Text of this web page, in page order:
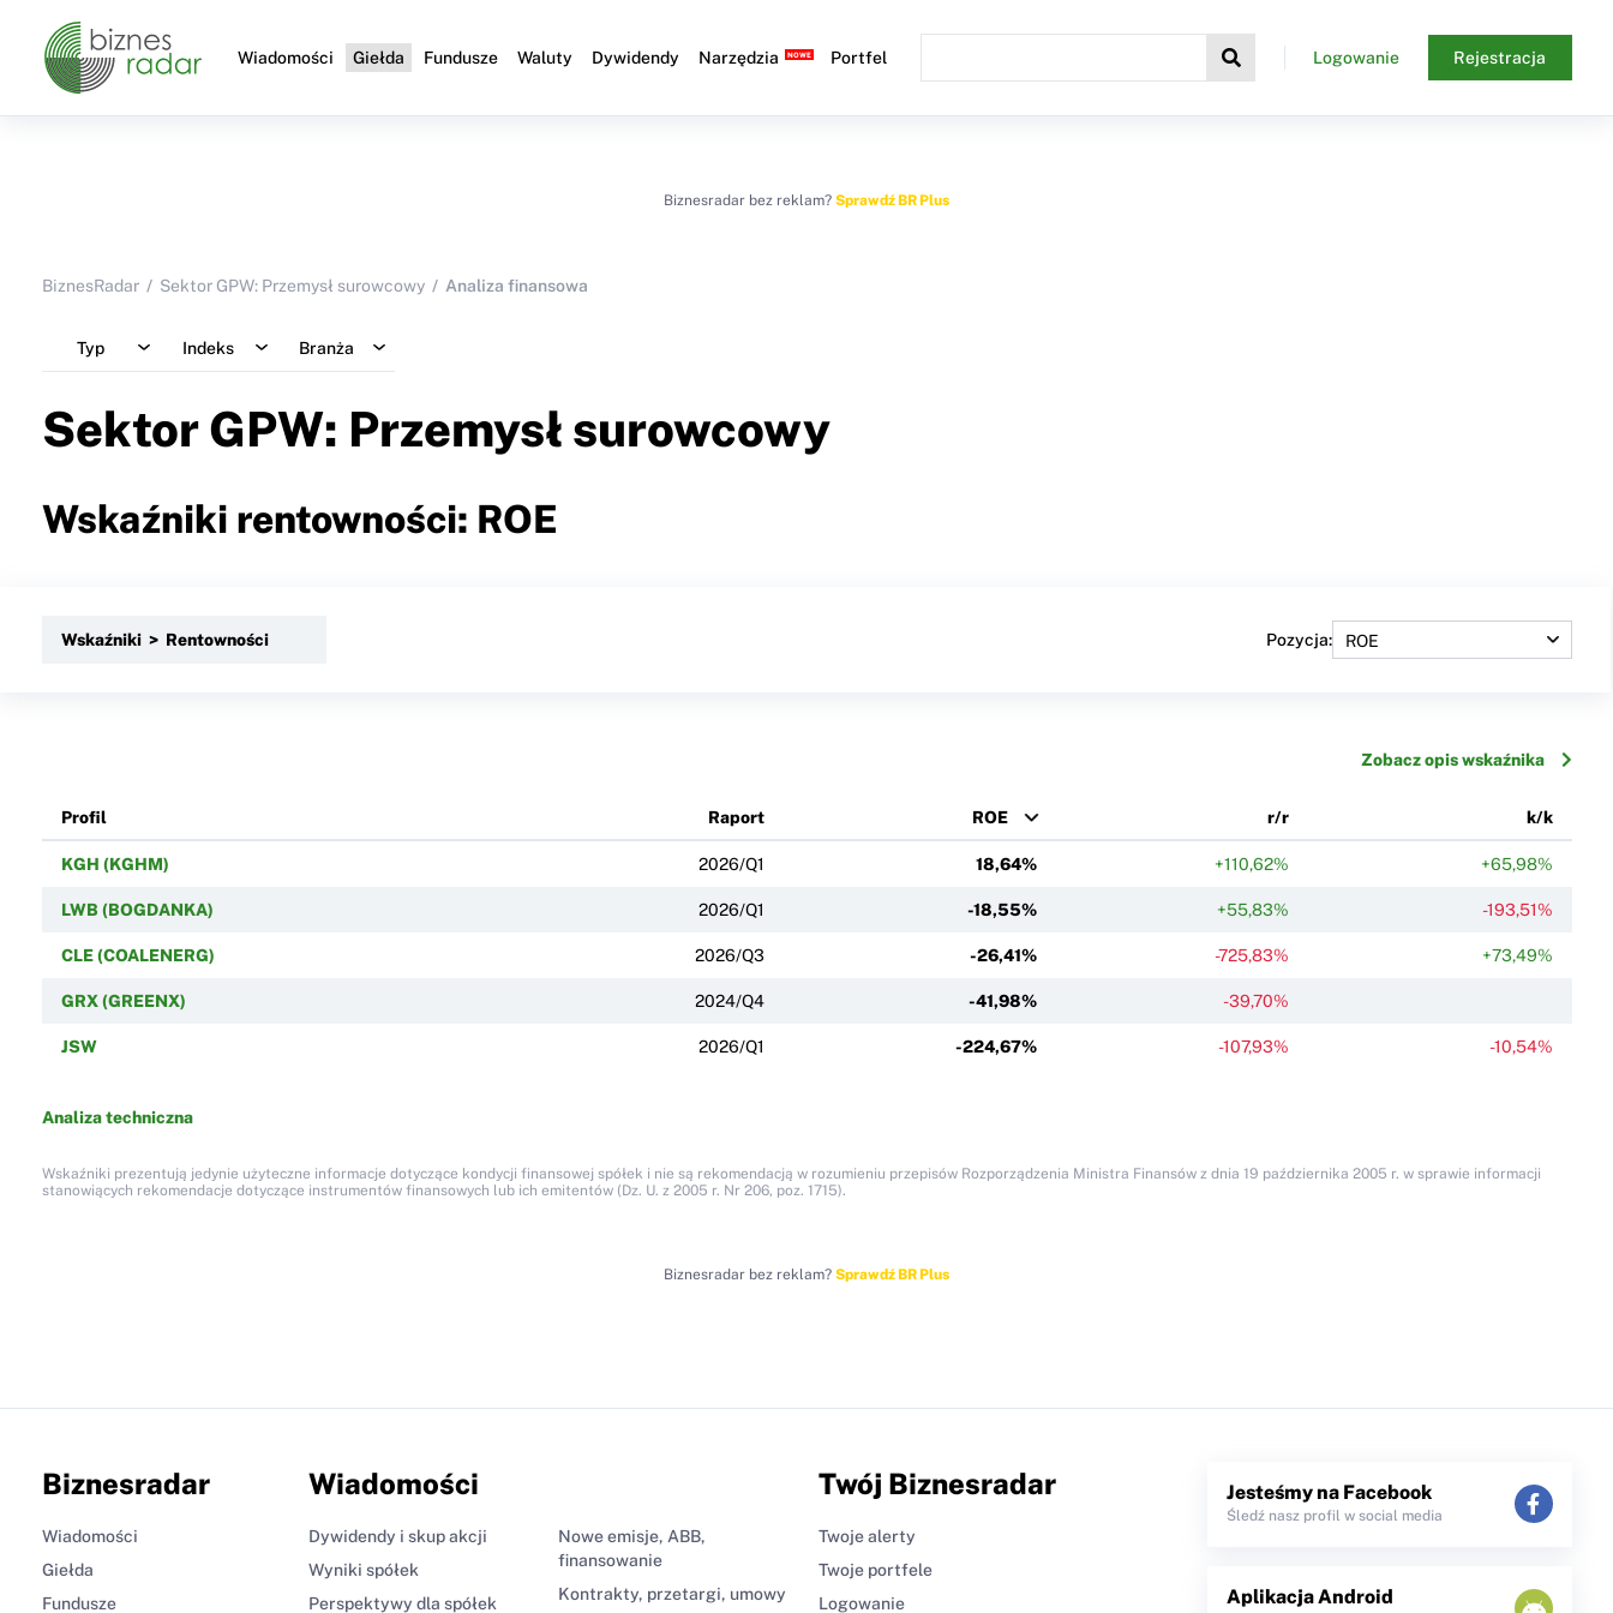
Wiadomości Giełda Fundusze Waluty Dywidendy Narzędzia Portfel Logowanie Rejestracja
Biznesradar bez reklam? Sprawdź BR Plus
BiznesRadar Sektor GPW: Przemysł surowcowy Analiza finansowa
Typ Indeks Branża
Sektor GPW: Przemysł surowcowy
Wskaźniki rentowności: ROE
Wskaźniki > Rentowności Pozycja:
Zobacz opis wskaźnika
Profil Raport ROE r/r k/k
KGH (KGHM) 2026/Q1 18,64% +110,62% +65,98%
LWB (BOGDANKA) 2026/Q1 -18,55% +55,83% -193,51%
CLE (COALENERG) 2026/Q3 -26,41% -725,83% +73,49%
GRX (GREENX) 2024/Q4 -41,98% -39,70%
JSW 2026/Q1 -224,67% -107,93% -10,54%
Analiza techniczna
Wskaźniki prezentują jedynie użyteczne informacje dotyczące kondycji finansowej spółek i nie są rekomendacją w rozumieniu przepisów Rozporządzenia Ministra Finansów z dnia 19 października 2005 r. w sprawie informacji
stanowiących rekomendacje dotyczące instrumentów finansowych lub ich emitentów (Dz. U. z 2005 r. Nr 206, poz. 1715).
Biznesradar bez reklam? Sprawdź BR Plus
Biznesradar
Wiadomości
Giełda
Fundusze
Wiadomości
Dywidendy i skup akcji
Wyniki spółek
Perspektywy dla spółek
Nowe emisje, ABB,
finansowanie
Kontrakty, przetargi, umowy
Twój Biznesradar
Twoje alerty
Twoje portfele
Logowanie
Jesteśmy na Facebook
Śledź nasz profil w social media
Aplikacja Android